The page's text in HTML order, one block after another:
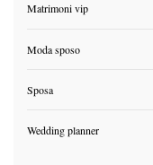
Matrimoni vip
Moda sposo
Sposa
Wedding planner